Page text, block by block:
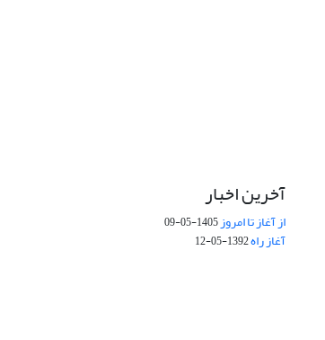
آخرین اخبار
از آغاز تا امروز1405-05-09
آغاز راه1392-05-12